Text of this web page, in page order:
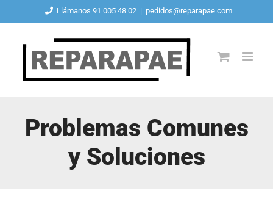
contenido
Llámanos 91 005 48 02 | pedidos@reparapae.com
Problemas Comunes
y Soluciones